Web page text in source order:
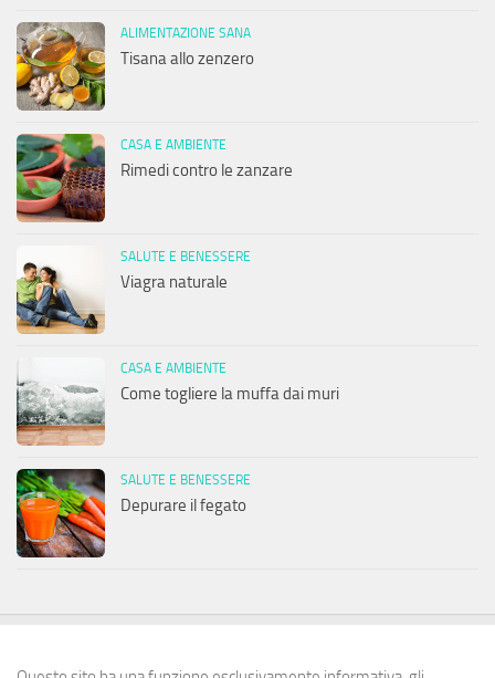
ALIMENTAZIONE SANA
Tisana allo zenzero
CASA E AMBIENTE
Rimedi contro le zanzare
SALUTE E BENESSERE
Viagra naturale
CASA E AMBIENTE
Come togliere la muffa dai muri
SALUTE E BENESSERE
Depurare il fegato